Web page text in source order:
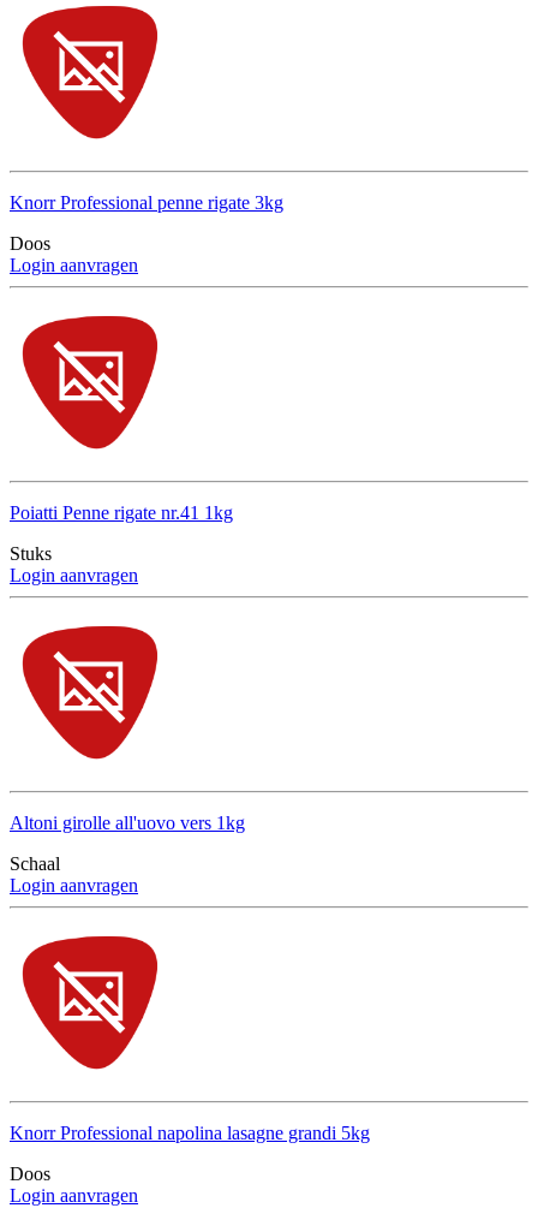
Knorr Professional penne rigate 3kg
Doos
Login aanvragen
Poiatti Penne rigate nr.41 1kg
Stuks
Login aanvragen
Altoni girolle all'uovo vers 1kg
Schaal
Login aanvragen
Knorr Professional napolina lasagne grandi 5kg
Doos
Login aanvragen